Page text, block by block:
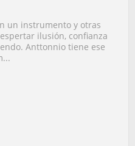
un instrumento y otras
ilusión, confianza
Anttonnio tiene ese